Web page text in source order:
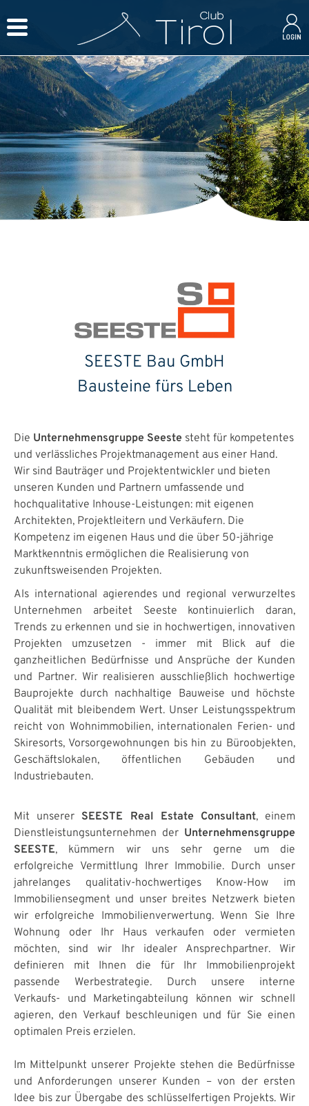
SEESTE Bau GmbH
Bausteine fürs Leben
Die Unternehmensgruppe Seeste steht für kompetentes
und verlässliches Projektmanagement aus einer Hand.
Wir sind Bauträger und Projektentwickler und bieten
unseren Kunden und Partnern umfassende und
hochqualitative Inhouse-Leistungen: mit eigenen
Architekten, Projektleitern und Verkäufern. Die
Kompetenz im eigenen Haus und die über 50-jährige
Marktkenntnis ermöglichen die Realisierung von
zukunftsweisenden Projekten.
Als international agierendes und regional verwurzeltes
Unternehmen arbeitet Seeste kontinuierlich daran,
Trends zu erkennen und sie in hochwertigen, innovativen
Projekten umzusetzen - immer mit Blick auf die
ganzheitlichen Bedürfnisse und Ansprüche der Kunden
und Partner. Wir realisieren ausschließlich hochwertige
Bauprojekte durch nachhaltige Bauweise und höchste
Qualität mit bleibendem Wert. Unser Leistungsspektrum
reicht von Wohnimmobilien, internationalen Ferien- und
Skiresorts, Vorsorgewohnungen bis hin zu Büroobjekten,
Geschäftslokalen, öffentlichen Gebäuden und
Industriebauten.
Mit unserer SEESTE Real Estate Consultant, einem
Dienstleistungsunternehmen der Unternehmensgruppe
SEESTE, kümmern wir uns sehr gerne um die
erfolgreiche Vermittlung Ihrer Immobilie. Durch unser
jahrelanges qualitativ-hochwertiges Know-How im
Immobiliensegment und unser breites Netzwerk bieten
wir erfolgreiche Immobilienverwertung. Wenn Sie Ihre
Wohnung oder Ihr Haus verkaufen oder vermieten
möchten, sind wir Ihr idealer Ansprechpartner. Wir
definieren mit Ihnen die für Ihr Immobilienprojekt
passende Werbestrategie. Durch unsere interne
Verkaufs- und Marketingabteilung können wir schnell
agieren, den Verkauf beschleunigen und für Sie einen
optimalen Preis erzielen.
Im Mittelpunkt unserer Projekte stehen die Bedürfnisse
und Anforderungen unserer Kunden – von der ersten
Idee bis zur Übergabe des schlüsselfertigen Projekts. Wir